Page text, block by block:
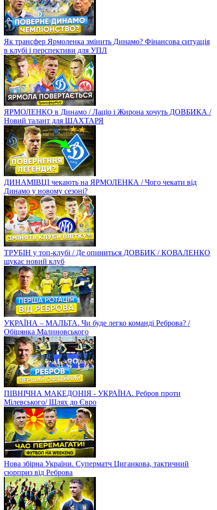
Як трансфер Ярмоленка змінить Динамо? Фінансова ситуація
в клубі і перспективи для УПЛ
ЯРМОЛЕНКО в Динамо / Лаціо і Жирона хочуть ДОВБИКА /
Новий талант для ШАХТАРЯ
ДИНАМІВЦІ чекають на ЯРМОЛЕНКА / Чого чекати від
Динамо у новому сезоні?
ТРУБІН у топ-клубі / Де опиниться ДОВБИК / КОВАЛЕНКО
шукає новий клуб
УКРАЇНА – МАЛЬТА. Чи буде легко команді Реброва? /
Обіцянка Малиновського
ПІВНІЧНА МАКЕДОНІЯ - УКРАЇНА. Ребров проти
Мілевського/ Шлях до Євро
Нова збірна України. Суперматч Циганкова, тактичний
сюрприз від Реброва